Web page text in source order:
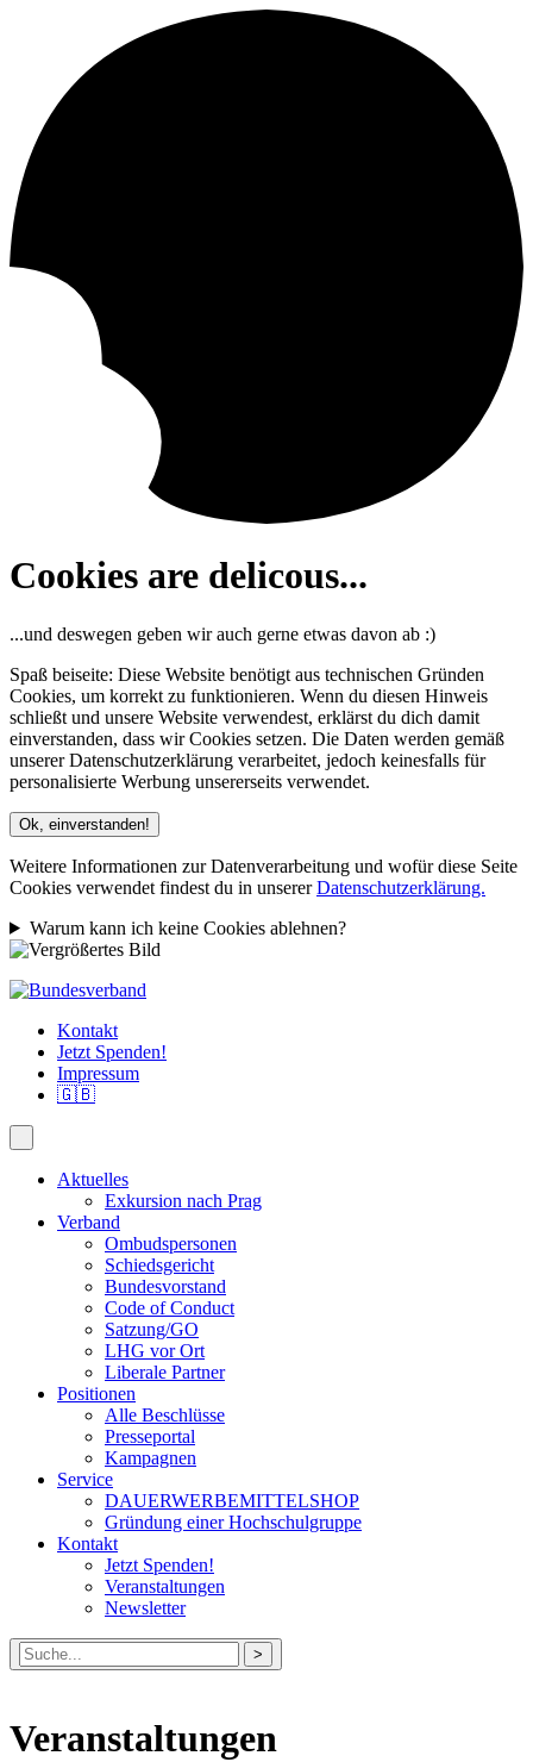
Cookies are delicous...
...und deswegen geben wir auch gerne etwas davon ab :)
Spaß beiseite: Diese Website benötigt aus technischen Gründen
Cookies, um korrekt zu funktionieren. Wenn du diesen Hinweis
schließt und unsere Website verwendest, erklärst du dich damit
einverstanden, dass wir Cookies setzen. Die Daten werden gemäß
unserer Datenschutzerklärung verarbeitet, jedoch keinesfalls für
personalisierte Werbung unsererseits verwendet.
Ok, einverstanden!
Weitere Informationen zur Datenverarbeitung und wofür diese Seite
Cookies verwendet findest du in unsererDatenschutzerklärung.
Warum kann ich keine Cookies ablehnen?
Kontakt
Jetzt Spenden!
Impressum
🇬🇧
Aktuelles
Exkursion nach Prag
Verband
Ombudspersonen
Schiedsgericht
Bundesvorstand
Code of Conduct
Satzung/GO
LHG vor Ort
Liberale Partner
Positionen
Alle Beschlüsse
Presseportal
Kampagnen
Service
DAUERWERBEMITTELSHOP
Gründung einer Hochschulgruppe
Kontakt
Jetzt Spenden!
Veranstaltungen
Newsletter
Suche
nach:
Veranstaltungen